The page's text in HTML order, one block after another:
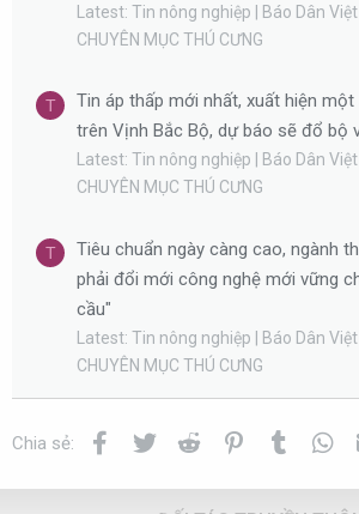
Latest: Tin nông nghiệp | Báo Dân Việt
CHUYÊN MỤC THÚ CƯNG
T
Tin áp thấp mới nhất, xuất hiện
trên Vịnh Bắc Bộ, dự báo sẽ đổ bộ
Latest: Tin nông nghiệp | Báo Dân Việt
CHUYÊN MỤC THÚ CƯNG
T
Tiêu chuẩn ngày càng cao, ngành
phải đổi mới công nghệ mới vững
cầu"
Latest: Tin nông nghiệp | Báo Dân Việt
CHUYÊN MỤC THÚ CƯNG
Chia sẻ: Facebook
Twitter Reddit PinterestTumblr